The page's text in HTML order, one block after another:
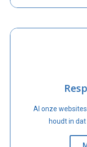
Al onze
houdt in